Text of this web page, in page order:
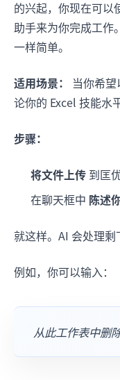
的兴起，你现在可以
助手来为你完成工作
一样简单。
适用场景：
当你希
论你的 Excel 技能水
步骤：
将文件上传 到匡
在聊天框中 陈述
就这样。AI 会处理剩
例如，你可以输入：
从此工作表中删